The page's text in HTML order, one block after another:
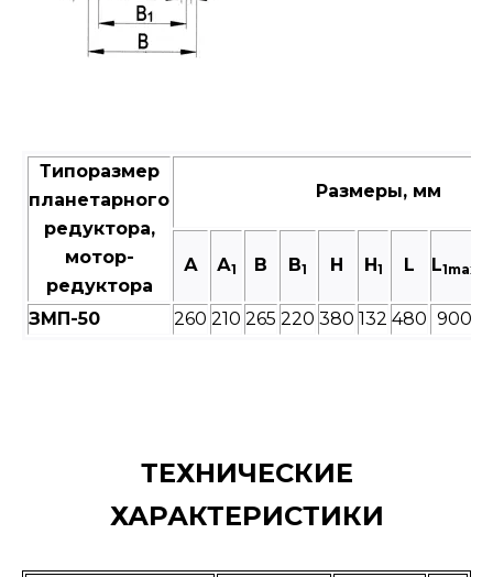
Типоразмер
планетарного
редуктора,
мотор-
редуктора
Размеры, мм
А А1 В B1 H H1 L L1max
ЗМП-50 260 210 265 220 380 132 480 900
ТЕХНИЧЕСКИЕ
ХАРАКТЕРИСТИКИ